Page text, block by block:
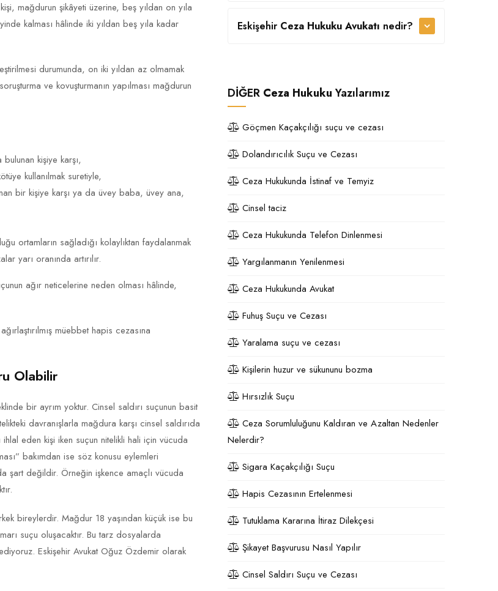
mağdurun şikâyeti üzerine, beş yıldan on yıla
kalması hâlinde iki yıldan beş yıla kadar
durumunda, on iki yıldan az olmamak
ve kovuşturmanın yapılması mağdurun
kişiye karşı,
kullanılmak suretiyle,
bir kişiye karşı ya da üvey baba, üvey ana,
ortamların sağladığı kolaylıktan faydalanmak
yarı oranında artırılır.
ağır neticelerine neden olması hâlinde,
müebbet hapis cezasına
Olabilir
bir ayrım yoktur. Cinsel saldırı suçunun basit
davranışlarla mağdura karşı cinsel saldırıda
ihlal eden kişi iken suçun nitelikli hali için vücuda
bakımdan ise söz konusu eylemleri
şart değildir. Örneğin işkence amaçlı vücuda
bireylerdir. Mağdur 18 yaşından küçük ise bu
suçu oluşacaktır. Bu tarz dosyalarda
Eskişehir Avukat Oğuz Özdemir olarak
Eskişehir Ceza Hukuku Avukatı nedir?
DİĞER Ceza HukukuYazılarımız
Göçmen Kaçakçılığı suçu ve cezası
Dolandırıcılık Suçu ve Cezası
Ceza Hukukunda İstinaf ve Temyiz
Cinsel taciz
Ceza Hukukunda Telefon Dinlenmesi
Yargılanmanın Yenilenmesi
Ceza Hukukunda Avukat
Fuhuş Suçu ve Cezası
Yaralama suçu ve cezası
Kişilerin huzur ve sükununu bozma
Hırsızlık Suçu
Ceza Sorumluluğunu Kaldıran ve Azaltan Nedenler
Nelerdir?
Sigara Kaçakçılığı Suçu
Hapis Cezasının Ertelenmesi
Tutuklama Kararına İtiraz Dilekçesi
Şikayet Başvurusu Nasıl Yapılır
Cinsel Saldırı Suçu ve Cezası